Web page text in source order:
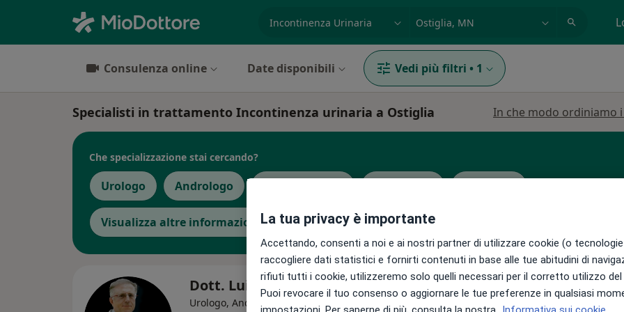
Consulenza online Date disponibili Vedi più filtri • 1
Specialisti in trattamento Incontinenza urinaria a Ostiglia In che modo ordiniamo
Che specializzazione stai cercando?
Urologo Andrologo
Visualizza altre informazioni
Dott. Luigi Motta
Urologo, Andrologo Altro
Oggi
8 Ago
Domani
9 Ago
Lun,
10 Ago
Mar,
11 Ago
La tua privacy è importante
Accettando, consenti a noi e ai nostri partner di utilizzare cookie (o
raccogliere dati statistici e fornirti contenuti in base alle tue abitudini di
rifiuti tutti i cookie, utilizzeremo solo quelli necessari per il corretto utilizzo
Puoi revocare il tuo consenso o aggiornare le tue preferenze in qualsiasi